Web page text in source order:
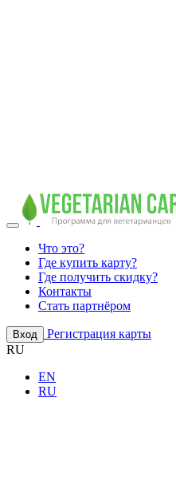
Что это?
Где купить карту?
Где получить скидку?
Контакты
Стать партнёром
Вход
Регистрация карты
RU
EN
RU